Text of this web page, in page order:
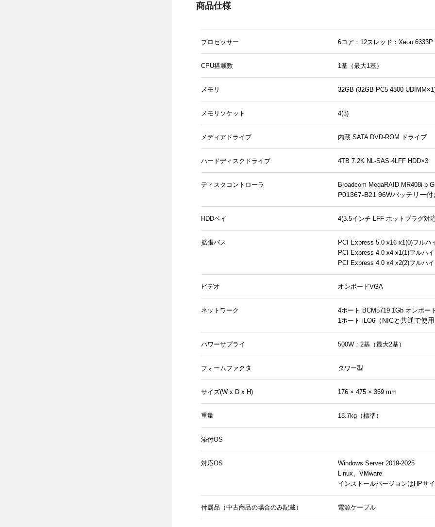
商品仕様
プロセッサー 6コア：12スレッド：Xeon
CPU搭載数 1基（最大1基）
メモリ 32GB (32GB PC5-4800
メモリソケット 4(3)
メディアドライブ 内蔵 SATA DVD-ROM ドライブ
ハードディスクドライブ 4TB 7.2K NL-SAS 4LFF HDD×3
ディスクコントローラ Broadcom MegaRAID MR408i-p
P01367-B21 96Wバッテリー付
HDDベイ 4(3.5インチ LFF ホットプラグ対
拡張バス PCI Express 5.0 x16 x1(0)フルハ
PCI Express 4.0 x4 x1(1)フルハ
PCI Express 4.0 x4 x2(2)フルハ
ビデオ オンボードVGA
ネットワーク
4ポート BCM5719 1Gb オンボー
1ポート iLO6（NICと共通で使用
パワーサプライ 500W：2基（最大2基）
フォームファクタ タワー型
サイズ(W x D x H) 176 × 475 × 369 mm
重量 18.7kg（標準）
添付OS
対応OS
Windows Server 2019-2025
Linux、VMware
インストールバージョンはHPサ
付属品（中古商品の場合のみ記載） 電源ケーブル